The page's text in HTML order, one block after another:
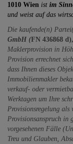
1010 Wien ist im
und weist auf das
Die kaufende(n)
GmbH (FN 436868
Maklerprovision in
Provision errechnet
dass Ihnen dieses
Immobilienmakler
verkauf- oder
Werktagen um Ihre
Provisionsregelung
Provisionsanspruch in
vorgesehenen Fälle
Treu und Glauben,